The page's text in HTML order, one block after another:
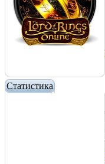
Статистика